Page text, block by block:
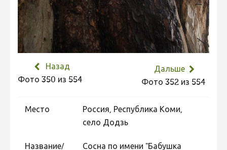
Фотоконкурс 2020
Видео 2020
Фотоконкурс 2019
Фотоконкурс 2018
Фотоконкурс 2017
Фотоконкурс 2015
Фотоконкурс 2014
Фотоконкурс 2013
Назад
Фото 350 из 554
Дальше
Фото 352 из 554
Место
Россия, Республика Коми,
село Додзь
Название/
Сосна по имени "Бабушка